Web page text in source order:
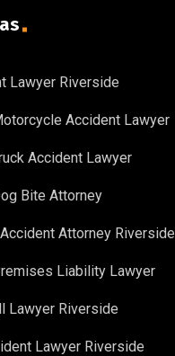
Lawyer Riverside
Accident Lawyer
Accident Lawyer
Bite Attorney
Attorney Riverside
Liability Lawyer
Lawyer Riverside
Lawyer Riverside